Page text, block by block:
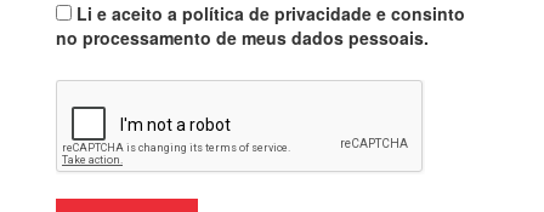
Li e aceito a política de privacidade e consinto
no processamento de meus dados pessoais.